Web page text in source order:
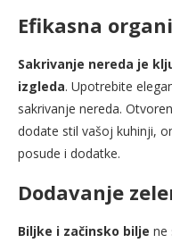
Efikasna
Sakrivanje nereda je
izgleda. Upotrebite
sakrivanje nereda.
dodate stil vašoj kuhinji,
posude i dodatke.
Dodavanje
Biljke i začinsko bilje ne